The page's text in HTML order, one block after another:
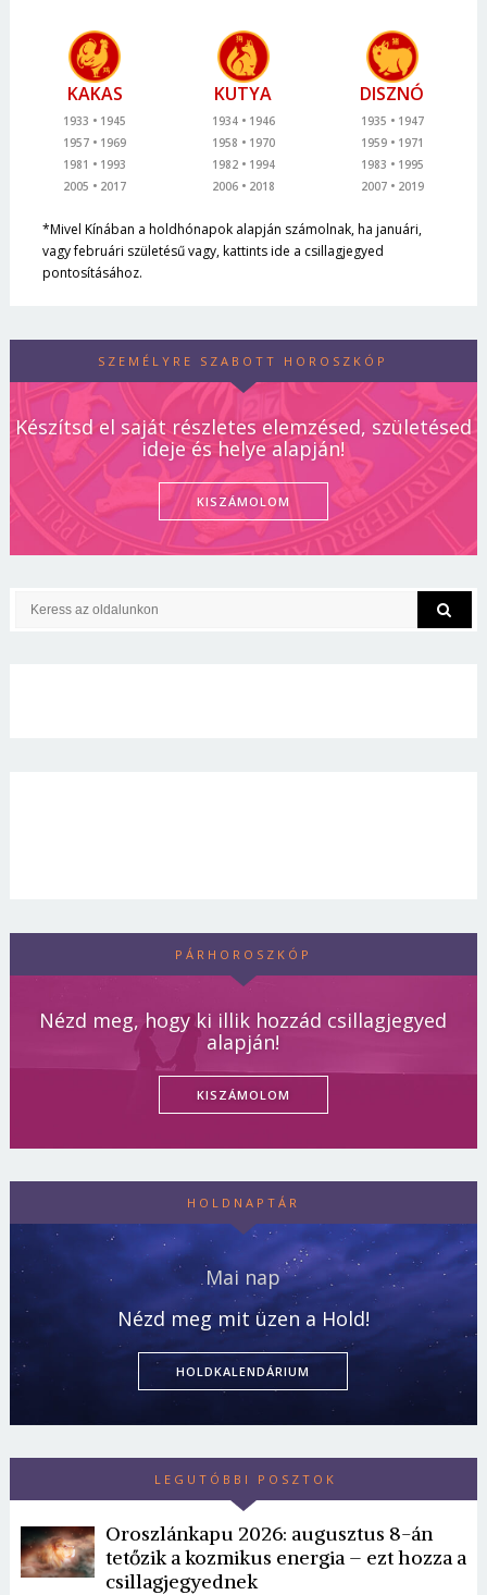
KAKAS
1933
1945
1957
1969
1981
1993
2005
2017
KUTYA
1934
1946
1958
1970
1982
1994
2006
2018
DISZNÓ
1935
1947
1959
1971
1983
1995
2007
2019
*Mivel Kínában a holdhónapok alapján számolnak, ha januári,
vagy februári születésű vagy, kattints ide a csillagjegyed
pontosításához.
SZEMÉLYRE SZABOTT HOROSZKÓP
Készítsd el saját részletes elemzésed, születésed
ideje és helye alapján!
KISZÁMOLOM
PÁRHOROSZKÓP
Nézd meg, hogy ki illik hozzád csillagjegyed
alapján!
KISZÁMOLOM
HOLDNAPTÁR
Mai nap
Nézd meg mit üzen a Hold!
HOLDKALENDÁRIUM
LEGUTÓBBI POSZTOK
Oroszlánkapu 2026: augusztus 8-án
tetőzik a kozmikus energia – ezt hozza a
csillagjegyednek